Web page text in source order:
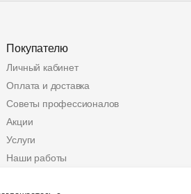
Покупателю
Личный кабинет
Оплата и доставка
Советы профессионалов
Акции
Услуги
Наши работы